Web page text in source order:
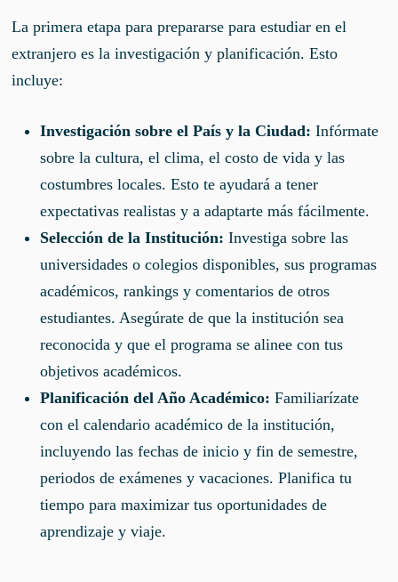
La primera etapa para prepararse para estudiar en el
extranjero es la investigación y planificación. Esto
incluye:
Investigación sobre el País y la Ciudad: Infórmate
sobre la cultura, el clima, el costo de vida y las
costumbres locales. Esto te ayudará a tener
expectativas realistas y a adaptarte más fácilmente.
Selección de la Institución: Investiga sobre las
universidades o colegios disponibles, sus programas
académicos, rankings y comentarios de otros
estudiantes. Asegúrate de que la institución sea
reconocida y que el programa se alinee con tus
objetivos académicos.
Planificación del Año Académico: Familiarízate
con el calendario académico de la institución,
incluyendo las fechas de inicio y fin de semestre,
periodos de exámenes y vacaciones. Planifica tu
tiempo para maximizar tus oportunidades de
aprendizaje y viaje.